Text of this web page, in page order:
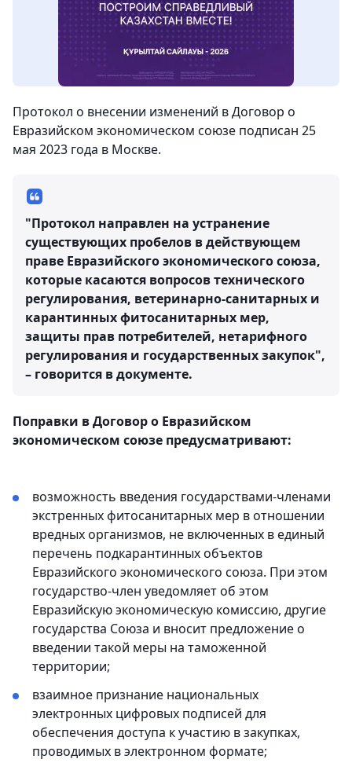
Протокол о внесении изменений в Договор о
Евразийском экономическом союзе подписан 25
мая 2023 года в Москве.
"Протокол направлен на устранение
существующих пробелов в действующем
праве Евразийского экономического союза,
которые касаются вопросов технического
регулирования, ветеринарно-санитарных и
карантинных фитосанитарных мер,
защиты прав потребителей, нетарифного
регулирования и государственных закупок",
– говорится в документе.
Поправки в Договор о Евразийском
экономическом союзе предусматривают:
возможность введения государствами-членами
экстренных фитосанитарных мер в отношении
вредных организмов, не включенных в единый
перечень подкарантинных объектов
Евразийского экономического союза. При этом
государство-член уведомляет об этом
Евразийскую экономическую комиссию, другие
государства Союза и вносит предложение о
введении такой меры на таможенной
территории;
взаимное признание национальных
электронных цифровых подписей для
обеспечения доступа к участию в закупках,
проводимых в электронном формате;